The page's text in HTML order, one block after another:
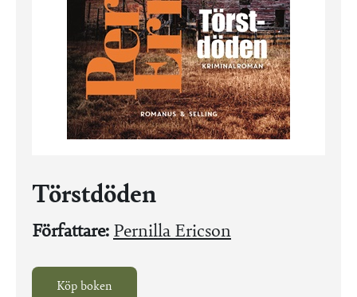
Törstdöden
Författare: Pernilla Ericson
Köp boken